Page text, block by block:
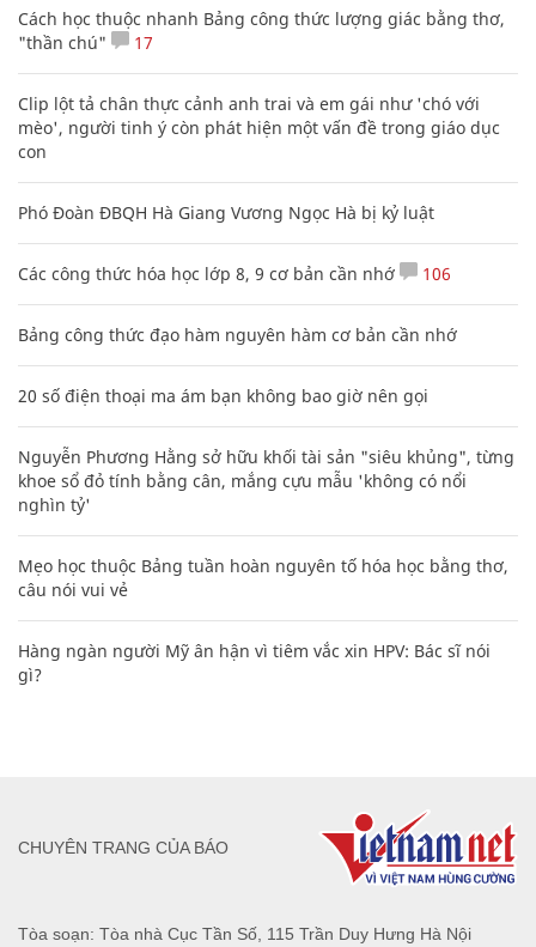
Cách học thuộc nhanh Bảng công thức lượng giác bằng thơ,
"thần chú"
17
Clip lột tả chân thực cảnh anh trai và em gái như 'chó với
mèo', người tinh ý còn phát hiện một vấn đề trong giáo dục
con
Phó Đoàn ĐBQH Hà Giang Vương Ngọc Hà bị kỷ luật
Các công thức hóa học lớp 8, 9 cơ bản cần nhớ 106
Bảng công thức đạo hàm nguyên hàm cơ bản cần nhớ
20 số điện thoại ma ám bạn không bao giờ nên gọi
Nguyễn Phương Hằng sở hữu khối tài sản "siêu khủng", từng
khoe sổ đỏ tính bằng cân, mắng cựu mẫu 'không có nổi
nghìn tỷ'
Mẹo học thuộc Bảng tuần hoàn nguyên tố hóa học bằng thơ,
câu nói vui vẻ
Hàng ngàn người Mỹ ân hận vì tiêm vắc xin HPV: Bác sĩ nói
gì?
Tòa soạn: Tòa nhà Cục Tần Số, 115 Trần Duy Hưng Hà Nội
CHUYÊN TRANG CỦA BÁO